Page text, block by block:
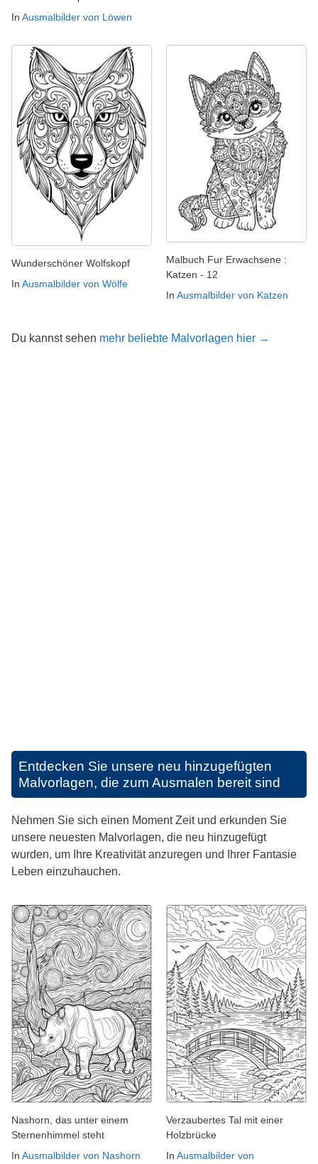
In Ausmalbilder von Löwen
Wunderschöner Wolfskopf
In Ausmalbilder von Wölfe
Malbuch Fur Erwachsene :
Katzen - 12
In Ausmalbilder von Katzen
Du kannst sehen mehr beliebte Malvorlagen hier →
Entdecken Sie unsere neu hinzugefügten
Malvorlagen, die zum Ausmalen bereit sind
Nehmen Sie sich einen Moment Zeit und erkunden Sie
unsere neuesten Malvorlagen, die neu hinzugefügt
wurden, um Ihre Kreativität anzuregen und Ihrer Fantasie
Leben einzuhauchen.
Nashorn, das unter einem
Sternenhimmel steht
In Ausmalbilder von Nashorn
Verzaubertes Tal mit einer
Holzbrücke
In Ausmalbilder von